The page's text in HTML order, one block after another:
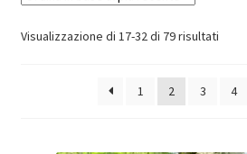
Visualizzazione di 17-32 di 79 risultatiOrdina
1 2 3 4